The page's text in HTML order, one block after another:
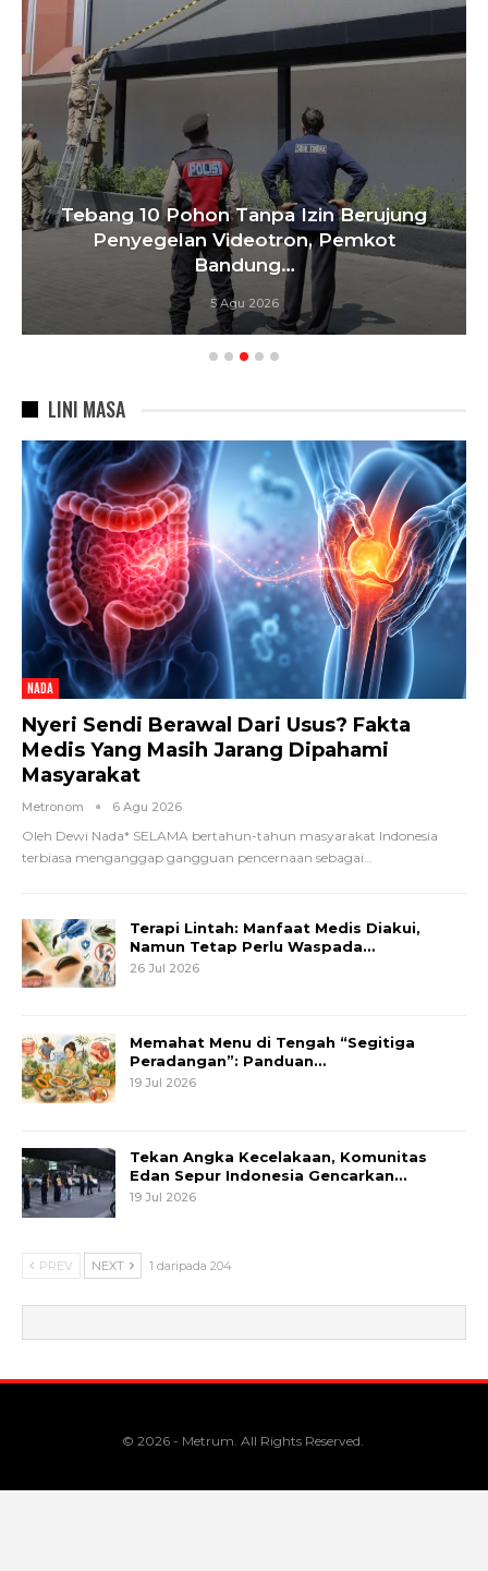
Izin Berujung
Pemkot
KDS Jadikan
Prioritas, Sinergi Lintas
LINI MASA
NADA
Nyeri Sendi Berawal Dari Usus? Fakta
Medis Yang Masih Jarang Dipahami
Masyarakat
Metronom 6 Agu 2026
Oleh Dewi Nada* SELAMA bertahun-tahun masyarakat Indonesia
terbiasa menganggap gangguan pencernaan sebagai
Terapi Lintah: Manfaat Medis Diakui,
Namun Tetap Perlu Waspada…
26 Jul 2026
Memahat Menu di Tengah “Segitiga
Peradangan”: Panduan…
19 Jul 2026
Tekan Angka Kecelakaan, Komunitas
Edan Sepur Indonesia Gencarkan…
19 Jul 2026
PREV NEXT 1 daripada 204
© 2026 - Metrum. All Rights Reserved.